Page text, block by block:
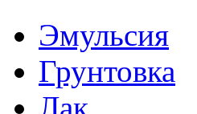
Эмульсия
Грунтовка
Лак